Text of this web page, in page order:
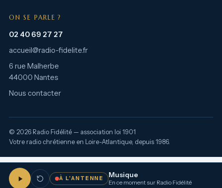
ON SE PARLE ?
02 40 69 27 27
accueil@radio-fidelite.fr
6 rue Malherbe
44000 Nantes
Nous contacter
© 2026 Radio Fidélité — association loi 1901
Votre radio chrétienne en Loire-Atlantique, depuis 1986.
À L’ANTENNE Musique
En ce moment sur Radio Fidélité